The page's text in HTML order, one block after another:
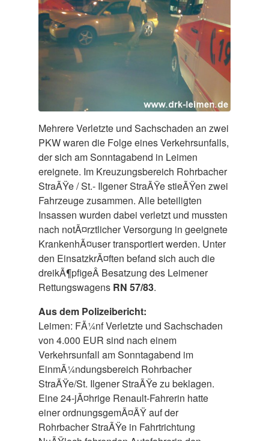
Mehrere Verletzte und Sachschaden an zwei
PKW waren die Folge eines Verkehrsunfalls,
der sich am Sonntagabend in Leimen
ereignete. Im Kreuzungsbereich Rohrbacher
StraÃŸe / St.- Ilgener StraÃŸe stieÃŸen zwei
Fahrzeuge zusammen. Alle beteiligten
Insassen wurden dabei verletzt und mussten
nach notÃ¤rztlicher Versorgung in geeignete
KrankenhÃ¤user transportiert werden. Unter
den EinsatzkrÃ¤ften befand sich auch die
dreikÃ¶pfigeÂ Besatzung des Leimener
Rettungswagens RN 57/83.
Aus dem Polizeibericht:
Leimen: FÃ¼nf Verletzte und Sachschaden
von 4.000 EUR sind nach einem
Verkehrsunfall am Sonntagabend im
EinmÃ¼ndungsbereich Rohrbacher
StraÃŸe/St. Ilgener StraÃŸe zu beklagen.
Eine 24-jÃ¤hrige Renault-Fahrerin hatte
einer ordnungsgemÃ¤ÃŸ auf der
Rohrbacher StraÃŸe in Fahrtrichtung